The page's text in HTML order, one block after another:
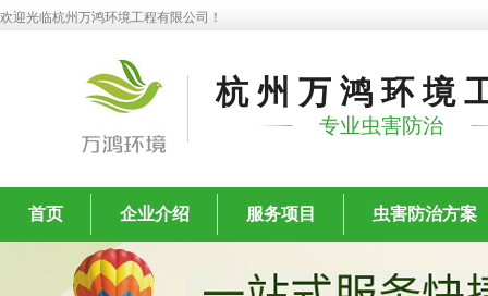
欢迎光临杭州万鸿环境工程有限公司！
杭州万鸿环境
专业虫害防治
首页 企业介绍 服务项目 虫害防治方案